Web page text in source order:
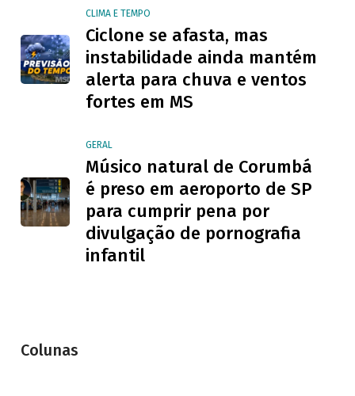
CLIMA E TEMPO
Ciclone se afasta, mas
instabilidade ainda mantém
alerta para chuva e ventos
fortes em MS
GERAL
Músico natural de Corumbá
é preso em aeroporto de SP
para cumprir pena por
divulgação de pornografia
infantil
Colunas